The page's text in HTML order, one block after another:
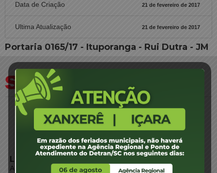
Data de Criação 21 de fevereiro de 2017
Ultima Atualização 21 de fevereiro de 2017
Portaria 0165/17 - Ituporanga - Rui Dutra - JM
LINKS EXTERNOS
Agência de Notícias